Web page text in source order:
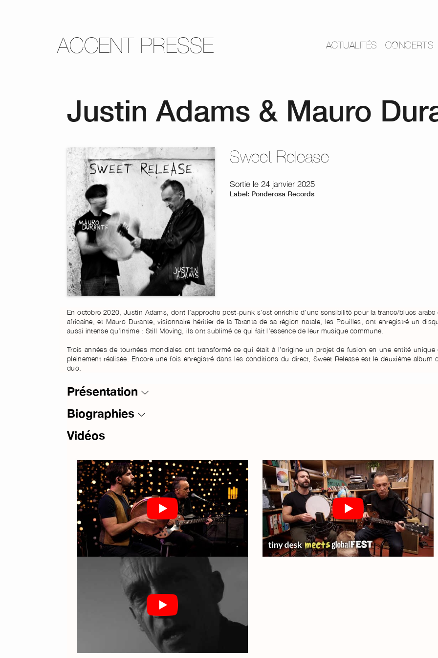
ACCENT PRESSE ACTUALITÉS CONCERTS
Justin Adams & Mauro
Sweet Release
Sortie le 24 janvier 2025
Label: Ponderosa Records
En octobre 2020, Justin Adams, dont l’approche post-punk s’est enrichie d’une sensibilité pour la trance/blues arabe
africaine, et Mauro Durante, visionnaire héritier de la Taranta de sa région natale, les Pouilles, ont enregistré un
aussi intense qu’intime : Still Moving, ils ont sublimé ce qui fait l’essence de leur musique commune.
Trois années de tournées mondiales ont transformé ce qui était à l’origine un projet de fusion en une entité unique
pleinement réalisée. Encore une fois enregistré dans les conditions du direct, Sweet Release est le deuxième album
duo.
Présentation
Biographies
Vidéos